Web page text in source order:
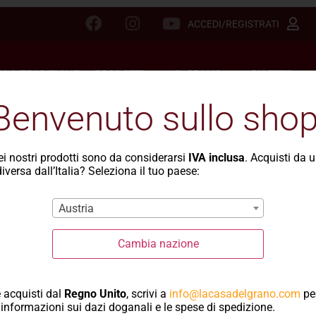
ACCEDI/REGISTRATI
TRADIZIONE PRODOTTI IL GRANO RICETTE
1,15€
sullo
nostri prodotti sono da considerarsi IVA inclusa. Acquisti da
dall’Italia? Seleziona il tuo paese:
Austria
Cambia nazione
acquisti dal Regno Unito, scrivi a info@lacasadelgrano.com
sui dazi doganali e le spese di spedizione.